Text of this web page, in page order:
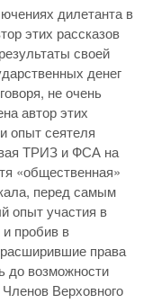
дилетанта в
этих рассказов
своей
денег
не очень
автор этих
опыт сеятеля
ТРИЗ и ФСА на
«общественная»
перед самым
опыт участия в
пробив в
права
до возможности
Верховного